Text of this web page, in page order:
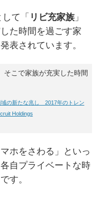
て「 リビ充家族」
た時間を過ごす家
表されています。
そこで家族が充実した時間
域の新たな兆し 2017年のトレン
Holdings
ホをさわる」といっ
自プライベートな時
す。